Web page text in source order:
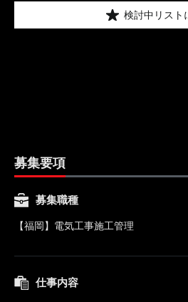
検討中リスト
募集要項
募集職種
【福岡】電気工事施工管理
仕事内容